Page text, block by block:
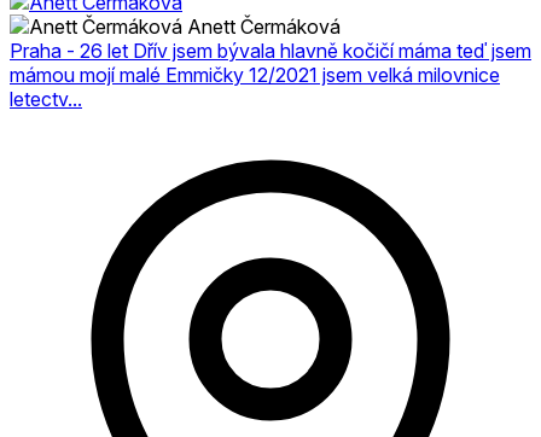
Anett Čermáková
Praha - 26 let Dřív jsem bývala hlavně kočičí máma teď jsem
mámou mojí malé Emmičky 12/2021 jsem velká milovnice
letectv...